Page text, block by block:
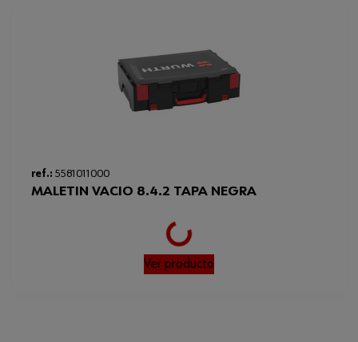
Velocidad a ralentí mín./máx.
U/min(rpm)
ref.: 5581011000
MALETIN VACIO 8.4.2 TAPA NEGRA
Loading...
Ver producto